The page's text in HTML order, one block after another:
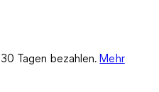
Tagen bezahlen. Mehr